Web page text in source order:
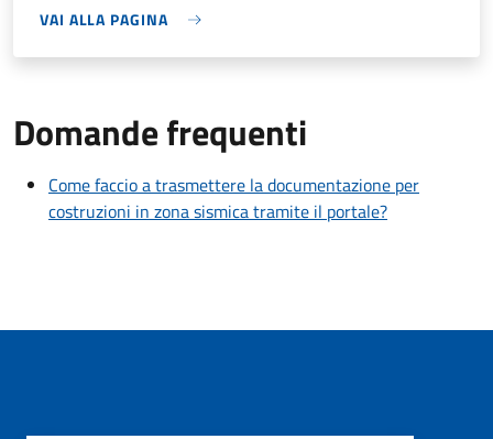
VAI ALLA PAGINA
Domande frequenti
Come faccio a trasmettere la documentazione per
costruzioni in zona sismica tramite il portale?